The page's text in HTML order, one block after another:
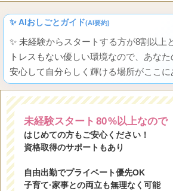
✨ AIおしごとガイド(AI要約)
✨ 未経験からスタートする方が8割以上
トレスもない優しい環境なので、あなた
安心して自分らしく輝ける場所がここに
未経験スタート 80%以上なので
はじめての方もご安心ください！
資格取得のサポートもあり
自由出勤でプライベート優先OK
子育て·家事との両立も無理なく可能